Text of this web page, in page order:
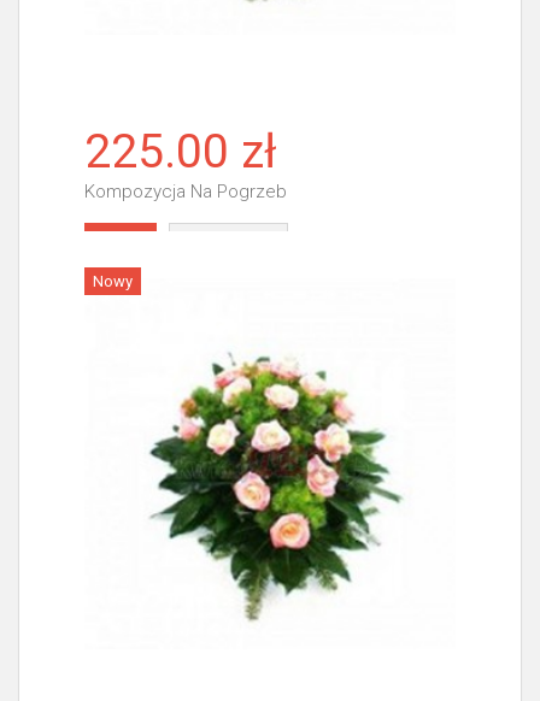
225.00 zł
Kompozycja Na Pogrzeb
Nowy